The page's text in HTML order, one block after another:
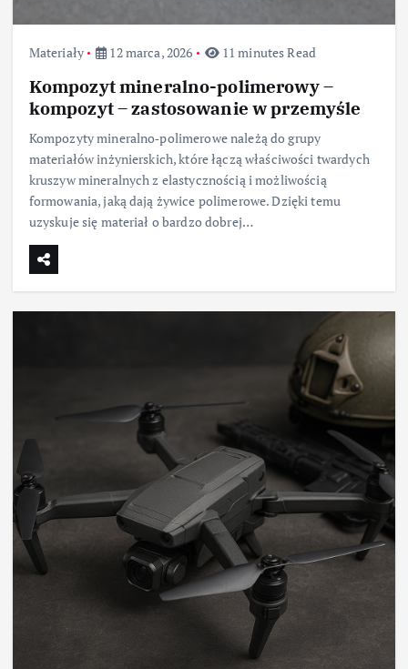
Materiały 12 marca, 2026 11 minutes Read
Kompozyt mineralno-polimerowy –
kompozyt – zastosowanie w przemyśle
Kompozyty mineralno‑polimerowe należą do grupy
materiałów inżynierskich, które łączą właściwości twardych
kruszyw mineralnych z elastycznością i możliwością
formowania, jaką dają żywice polimerowe. Dzięki temu
uzyskuje się materiał o bardzo dobrej…